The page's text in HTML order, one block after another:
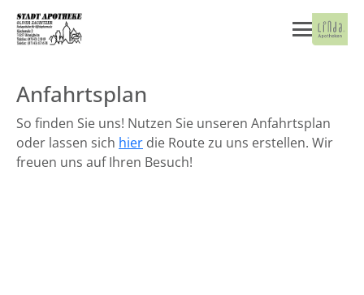
Anfahrtsplan
So finden Sie uns! Nutzen Sie unseren Anfahrtsplan
oder lassen sich hier die Route zu uns erstellen. Wir
freuen uns auf Ihren Besuch!